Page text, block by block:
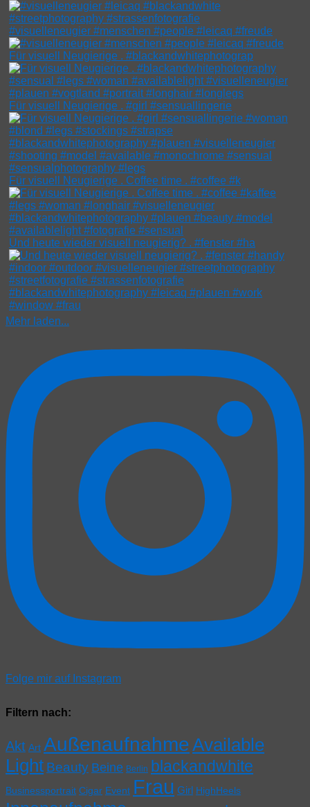
#visuelleneugier #menschen #people #leicaq #freude
Für visuell Neugierige . #blackandwhitephotograp
Für visuell Neugierige . #girl #sensuallingerie
Für visuell Neugierige . Coffee time . #coffee #k
Und heute wieder visuell neugierig? . #fenster #ha
Mehr laden...
Folge mir auf Instagram
Filtern nach:
Akt Art AußenaufnahmeAvailable
Light Beauty Beine Berlin blackandwhite
Businessportrait Cigar Event Frau Girl HighHeels